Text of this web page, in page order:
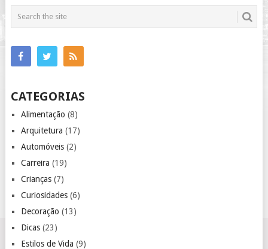
CATEGORIAS
Alimentação (8)
Arquitetura (17)
Automóveis(2)
Carreira (19)
Crianças(7)
Curiosidades(6)
Decoração (13)
Dicas(23)
Estilos de Vida (9)